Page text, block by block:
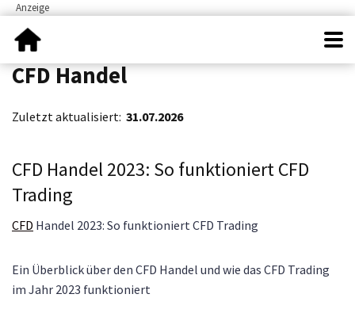
CFD Handel
Zuletzt aktualisiert: 31.07.2026
CFD Handel 2023: So funktioniert CFD
Trading
CFD Handel 2023: So funktioniert CFD Trading
Ein Überblick über den CFD Handel und wie das CFD Trading
im Jahr 2023 funktioniert